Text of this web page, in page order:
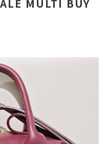
MULTI BUY